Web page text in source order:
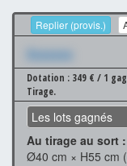
Replier (provis.)
Xxxxxxx
Dotation : 349 € / 1
Tirage.
Les lots gagnés
Au tirage au sort :
Ø40 cm × H55 cm